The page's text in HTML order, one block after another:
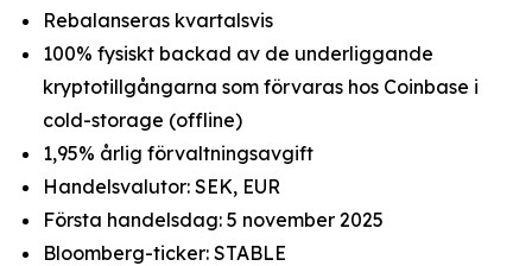
Rebalanseras kvartalsvis
100% fysiskt backad av de underliggande
kryptotillgångarna som förvaras hos Coinbase i
cold-storage (offline)
1,95% årlig förvaltningsavgift
Handelsvalutor: SEK, EUR
Första handelsdag: 5 november 2025
Bloomberg-ticker: STABLE